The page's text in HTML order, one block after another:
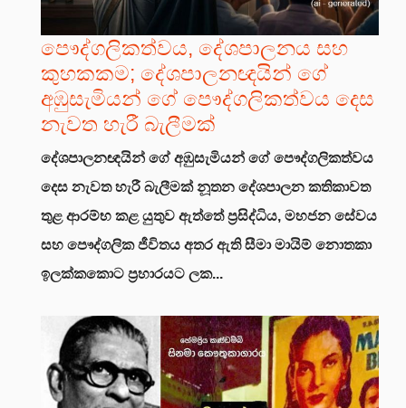
පෞද්ගලිකත්වය, දේශපාලනය සහ
කුහකකම; දේශපාලනඥයින් ගේ
අඹුසැමියන් ගේ පෞද්ගලිකත්වය දෙස
නැවත හැරී බැලීමක්
දේශපාලනඥයින් ගේ අඹුසැමියන් ගේ පෞද්ගලිකත්වය
දෙස නැවත හැරී බැලීමක්නූතන දේශපාලන කතිකාවත
තුළ ආරම්භ කළ යුතුව ඇත්තේ ප්‍රසිද්ධිය, මහජන සේවය
සහ පෞද්ගලික ජීවිතය අතර ඇති සීමා මායිම් නොතකා
ඉලක්කකොට ප්‍රහාරයට ලක...